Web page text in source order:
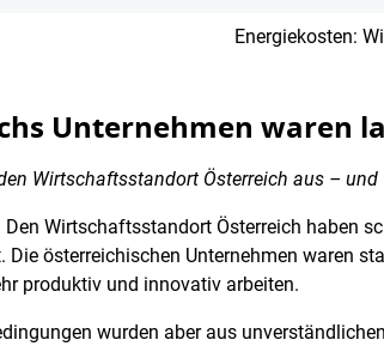
Energiekosten:
Unternehmen waren
Wirtschaftsstandort Österreich aus –
Den Wirtschaftsstandort Österreich haben
Die österreichischen Unternehmen waren
produktiv und innovativ arbeiten.
wurden aber aus